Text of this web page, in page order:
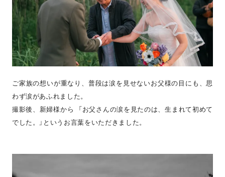
ご家族の想いが重なり、普段は涙を見せないお父様の目にも、思
わず涙があふれました。
撮影後、新婦様から 「お父さんの涙を見たのは、生まれて初めて
でした。」というお言葉をいただきました。